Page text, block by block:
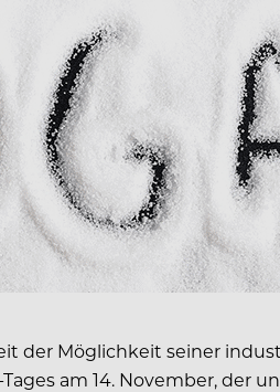
der Möglichkeit seiner
am 14. November,